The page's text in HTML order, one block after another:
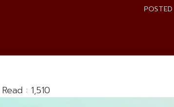
Read : 1,510